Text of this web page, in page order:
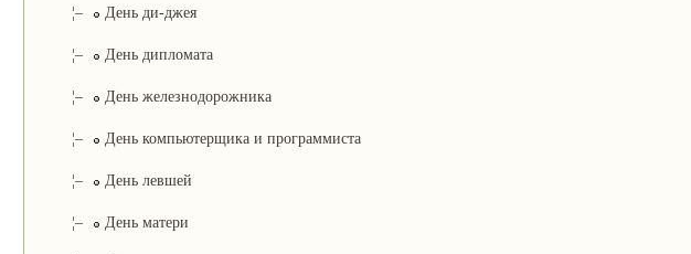
¦– День ди-джея
¦– День дипломата
¦– День железнодорожника
¦– День компьютерщика и программиста
¦– День левшей
¦– День матери